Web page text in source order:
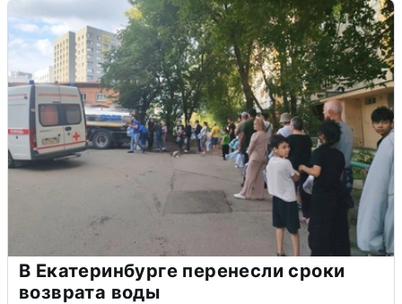
В Екатеринбурге перенесли сроки
возврата воды